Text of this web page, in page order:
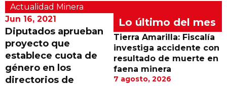
Minería Superficie
Minerí­a Subterránea
Proveedores
Actualidad Minera
Jun 16, 2021
Diputados aprueban
proyecto que
establece cuota de
género en los
directorios de
Lo último del mes
Tierra Amarilla: Fiscalía
investiga accidente con
resultado de muerte en
faena minera
7 agosto, 2026